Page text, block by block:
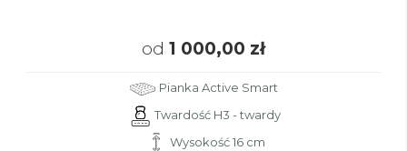
od 1 000,00 zł
Pianka Active Smart
Twardość H3 - twardy
Wysokość 16 cm